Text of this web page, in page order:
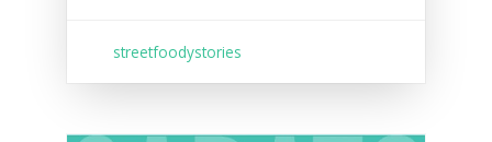
streetfoodystories